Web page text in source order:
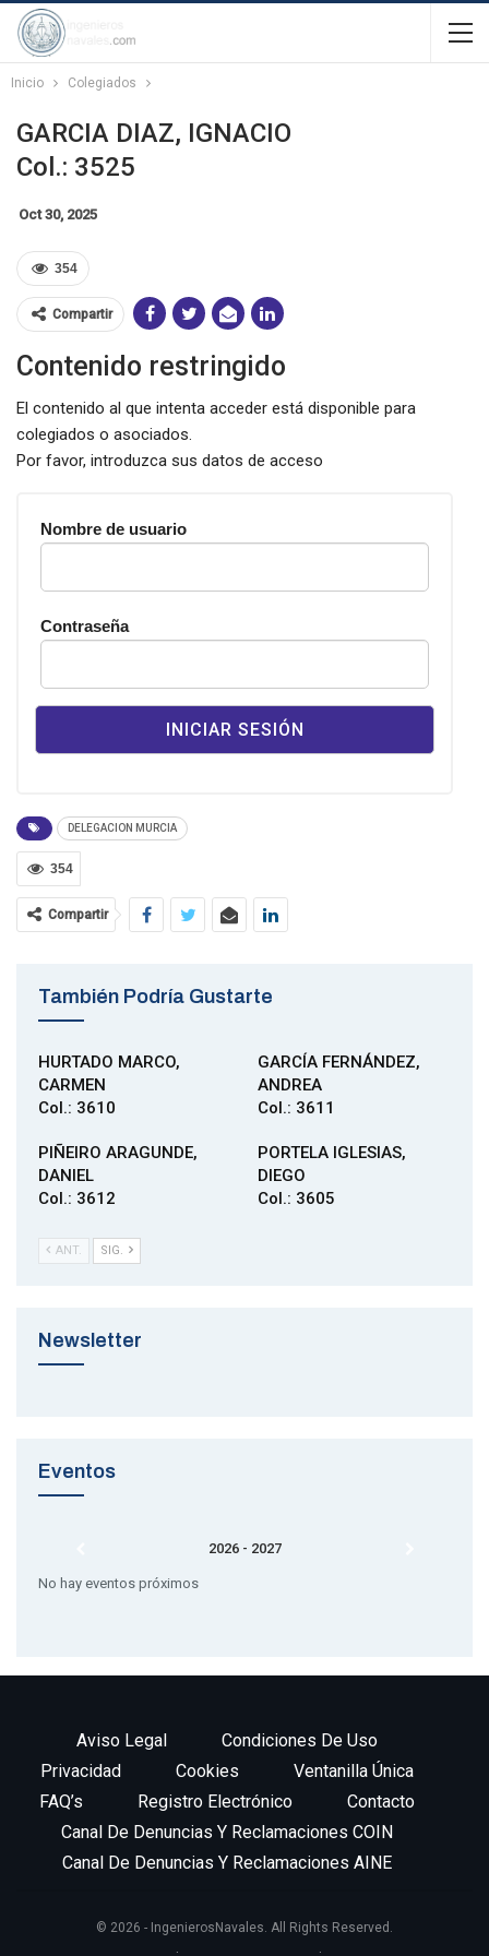
Inicio Colegiados
GARCIA DIAZ, IGNACIO
Col.: 3525
Oct 30, 2025
354
Compartir
Contenido restringido
El contenido al que intenta acceder está disponible para
colegiados o asociados.
Por favor, introduzca sus datos de acceso
Nombre de usuario
Contraseña
DELEGACION MURCIA
354
Compartir
También Podría Gustarte
HURTADO MARCO,
CARMEN
Col.: 3610
GARCÍA FERNÁNDEZ,
ANDREA
Col.: 3611
PIÑEIRO ARAGUNDE,
DANIEL
Col.: 3612
PORTELA IGLESIAS,
DIEGO
Col.: 3605
ANT. SIG.
Newsletter
Eventos
2026 - 2027
No hay eventos próximos
Aviso Legal
Condiciones De Uso
Privacidad
Cookies
Ventanilla Única
FAQ’s
Registro Electrónico
Contacto
Canal De Denuncias Y Reclamaciones COIN
Canal De Denuncias Y Reclamaciones AINE
© 2026 - IngenierosNavales. All Rights Reserved.